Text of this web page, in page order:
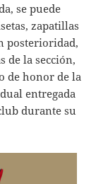
se puede
zapatillas
posterioridad,
de la sección,
de honor de la
entregada
durante su